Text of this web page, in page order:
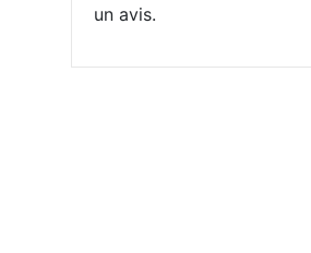
un avis.